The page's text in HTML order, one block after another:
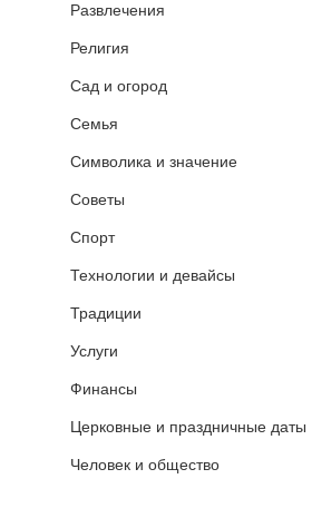
Развлечения
Религия
Сад и огород
Семья
Символика и значение
Советы
Спорт
Технологии и девайсы
Традиции
Услуги
Финансы
Церковные и праздничные даты
Человек и общество